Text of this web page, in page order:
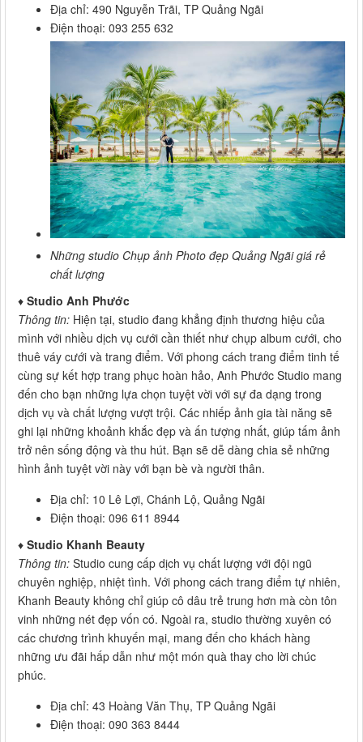
Địa chỉ: 490 Nguyễn Trãi, TP Quảng Ngãi
Điện thoại: 093 255 632
Những studio Chụp ảnh Photo đẹp Quảng Ngãi giá rẻ
chất lượng
♦ Studio Anh Phước
Thông tin: Hiện tại, studio đang khẳng định thương hiệu của
mình với nhiều dịch vụ cưới cần thiết như chụp album cưới, cho
thuê váy cưới và trang điểm. Với phong cách trang điểm tinh tế
cùng sự kết hợp trang phục hoàn hảo, Anh Phước Studio mang
đến cho bạn những lựa chọn tuyệt vời với sự đa dạng trong
dịch vụ và chất lượng vượt trội. Các nhiếp ảnh gia tài năng sẽ
ghi lại những khoảnh khắc đẹp và ấn tượng nhất, giúp tấm ảnh
trở nên sống động và thu hút. Bạn sẽ dễ dàng chia sẻ những
hình ảnh tuyệt vời này với bạn bè và người thân.
Địa chỉ: 10 Lê Lợi, Chánh Lộ, Quảng Ngãi
Điện thoại: 096 611 8944
♦ Studio Khanh Beauty
Thông tin: Studio cung cấp dịch vụ chất lượng với đội ngũ
chuyên nghiệp, nhiệt tình. Với phong cách trang điểm tự nhiên,
Khanh Beauty không chỉ giúp cô dâu trẻ trung hơn mà còn tôn
vinh những nét đẹp vốn có. Ngoài ra, studio thường xuyên có
các chương trình khuyến mại, mang đến cho khách hàng
những ưu đãi hấp dẫn như một món quà thay cho lời chúc
phúc.
Địa chỉ: 43 Hoàng Văn Thụ, TP Quảng Ngãi
Điện thoại: 090 363 8444